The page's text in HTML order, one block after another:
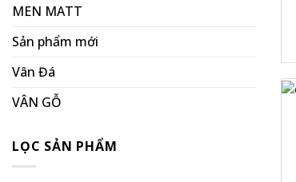
MEN MATT
Sản phẩm mới
Vân Đá
VÂN GỖ
LỌC SẢN PHẨM